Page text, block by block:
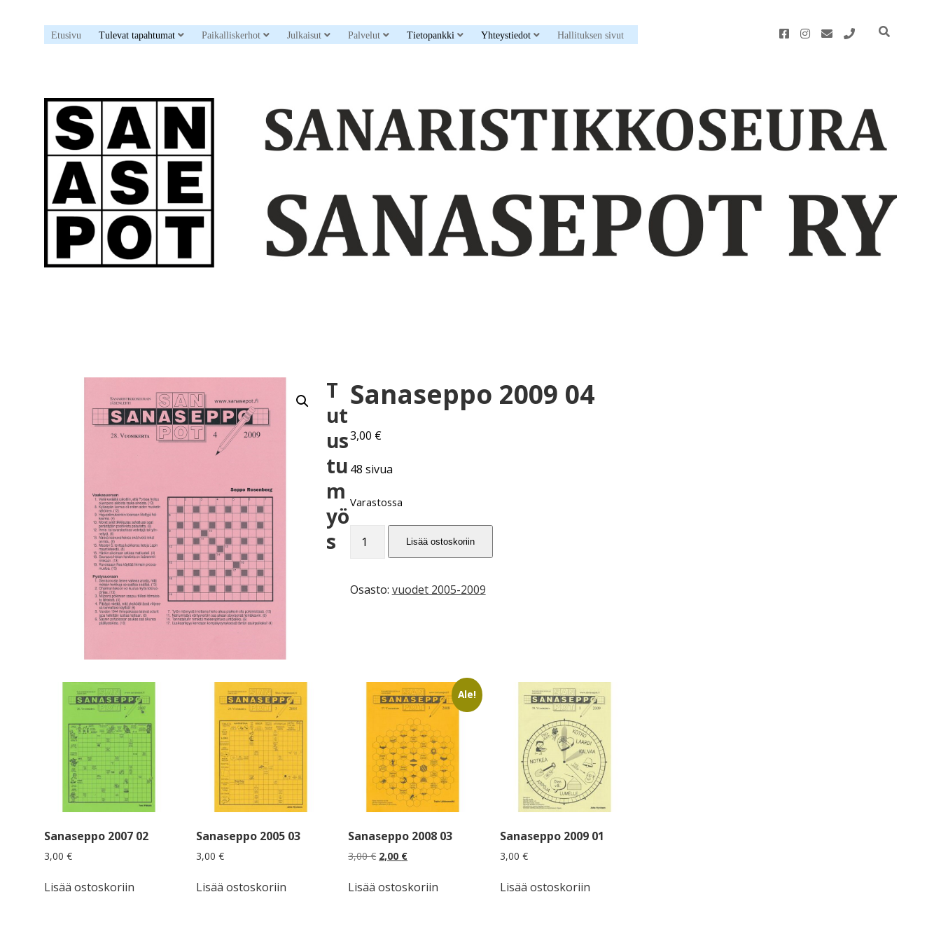
Etusivu Tulevat tapahtumat open dropdown menu
Paikalliskerhot open dropdown menu
Julkaisut open dropdown menu
Palvelut open dropdown menu
Tietopankki open dropdown menu
Yhteystiedot open dropdown menu
Hallituksen sivut facebookinstagram
emailphone
Sanaristikkoseura
Sanasepot
ry
Sanaseppo 2009 04
3,00 €
48 sivua
Varastossa
2009
määrä
Lisää ostoskoriin
Osasto: vuodet 2005-2009
T
ut
us
tu
m
yö
s
Sanaseppo 2007 02
3,00 €
Lisää ostoskoriin
Sanaseppo 2005 03
3,00€
Lisää ostoskoriin
Ale!
Sanaseppo 2008 03
3,00€ Alkuperäinen
oli:
2,00 €Nykyinen
on:
Lisää ostoskoriin
Sanaseppo 2009 01
3,00€
Lisää ostoskoriin